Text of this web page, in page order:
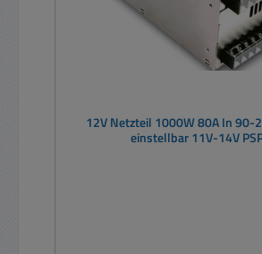
12V Netzteil 1000W 80A In 90-
einstellbar 11V-14V